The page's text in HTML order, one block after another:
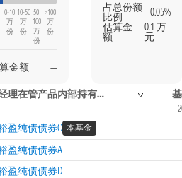
0-10
万
份
10-50
万
份
50-
100
万
份
>100
万
份
金额 —
占总份额
比例
0.05%
估算金
额
0.1 万
元
基金经理在管产品内部持有信息
盈纯债债券C 本基金
盈纯债债券A
盈纯债债券D